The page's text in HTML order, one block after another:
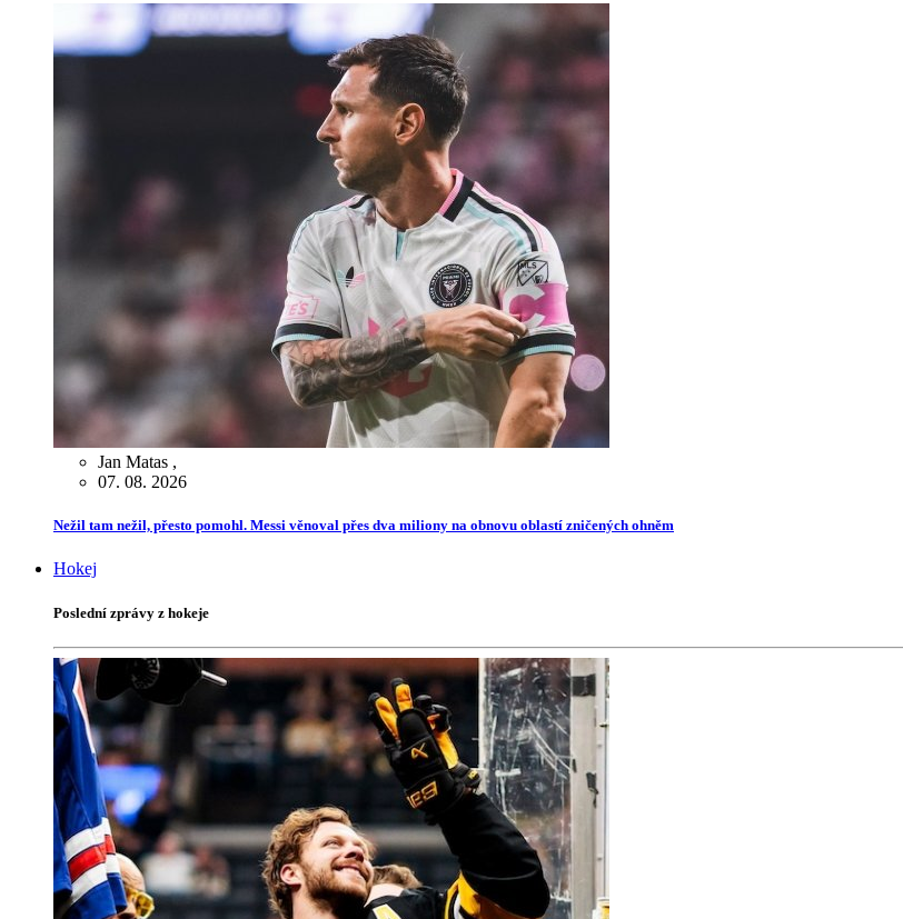
Jan Matas ,
07. 08. 2026
Nežil tam nežil, přesto pomohl. Messi věnoval přes dva miliony na obnovu oblastí zničených ohněm
Hokej
Poslední zprávy z hokeje